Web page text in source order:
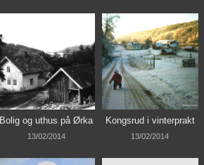
Bolig og uthus på Ørka
13/02/2014
Kongsrud i vinterprakt
13/02/2014